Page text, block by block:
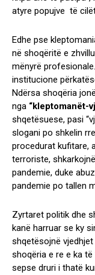
atyre popujve të
Edhe pse
në shoqëritë e
mënyrë
institucione
Ndërsa shoqëria
nga “kleptomanët-
shqetësuese, pasi
slogani po shkelin
procedurat kufitare,
terroriste,
pandemie, duke
pandemie po tallen
Zyrtaret politik dhe
kanë harruar se ky
shqetësojnë
shoqëria e re e ka
sepse druri i thatë